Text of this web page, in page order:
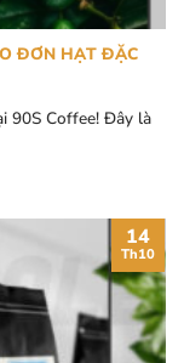
ĐƠN HẠT ĐẶC
90S Coffee! Đây là
14
Th10